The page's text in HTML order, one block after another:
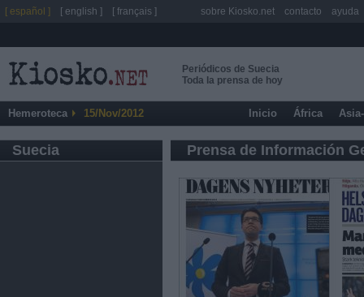
Periódicos de Suecia
Toda la prensa de hoy
Hemeroteca 15/Nov/2012 Inicio África
Suecia Prensa de Información
[ español ] [ english ] [ français ] sobre Kiosko.net contacto ayuda